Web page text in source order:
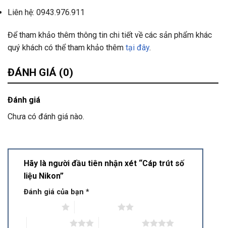
Liên hệ: 0943.976.911
Để tham khảo thêm thông tin chi tiết về các sản phẩm khác
quý khách có thể tham khảo thêm tại đây.
ĐÁNH GIÁ (0)
Đánh giá
Chưa có đánh giá nào.
Hãy là người đầu tiên nhận xét “Cáp trút số
liệu Nikon”
Đánh giá của bạn *